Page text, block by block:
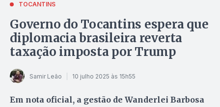
TOCANTINS
Governo do Tocantins espera que
diplomacia brasileira reverta
taxação imposta por Trump
Samir Leão 10 julho 2025 às 15h55
Em nota oficial, a gestão de Wanderlei Barbosa